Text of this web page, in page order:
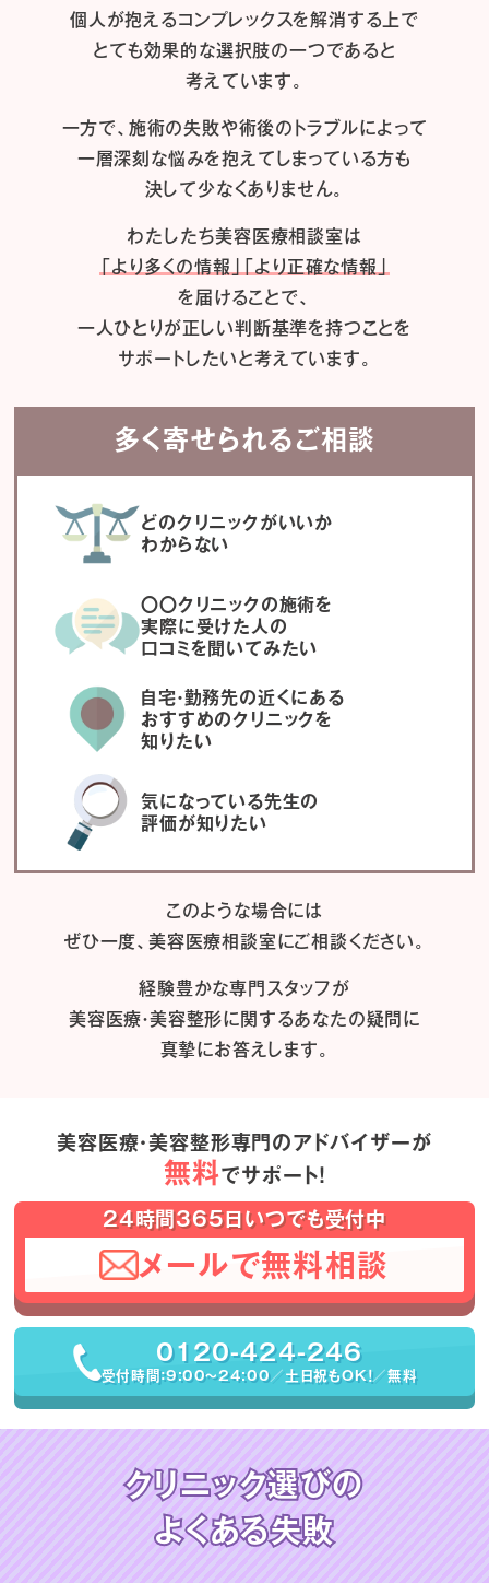
個人が抱えるコンプレックスを解消する上で
とても効果的な選択肢の一つであると
考えています。
一方で、施術の失敗や術後のトラブルによって
一層深刻な悩みを抱えてしまっている方も
決して少なくありません。
わたしたち美容医療相談室は
「より多くの情報」「より正確な情報」
を届けることで、
一人ひとりが正しい判断基準を持つことを
サポートしたいと考えています。
多く寄せられるご相談
どのクリニックがいいか
わからない
〇〇クリニックの施術を
実際に受けた人の
口コミを聞いてみたい
自宅・勤務先の近くにある
おすすめのクリニックを
知りたい
気になっている先生の
評価が知りたい
このような場合には
ぜひ一度、美容医療相談室にご相談ください。
経験豊かな専門スタッフが
美容医療・美容整形に関するあなたの疑問に
真摯にお答えします。
美容医療・美容整形専門のアドバイザーが
無料でサポート！
24時間365日いつでも受付中
メールで無料相談
0120-424-246
受付時間：9:00〜24:00／土日祝もOK！／無料
クリニック選びの
よくある失敗